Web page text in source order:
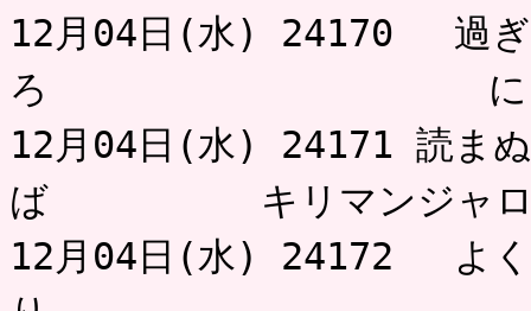
12月04日(水) 24170 過ぎ
ろ にゃ
12月04日(水) 24171 読まぬ
ば キリマンジャ
12月04日(水) 24172 よく